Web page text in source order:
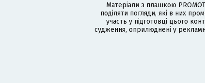
Матеріали з плашкою
поділяти погляди, які в них
участь у підготовці цього
судження, оприлюднені у